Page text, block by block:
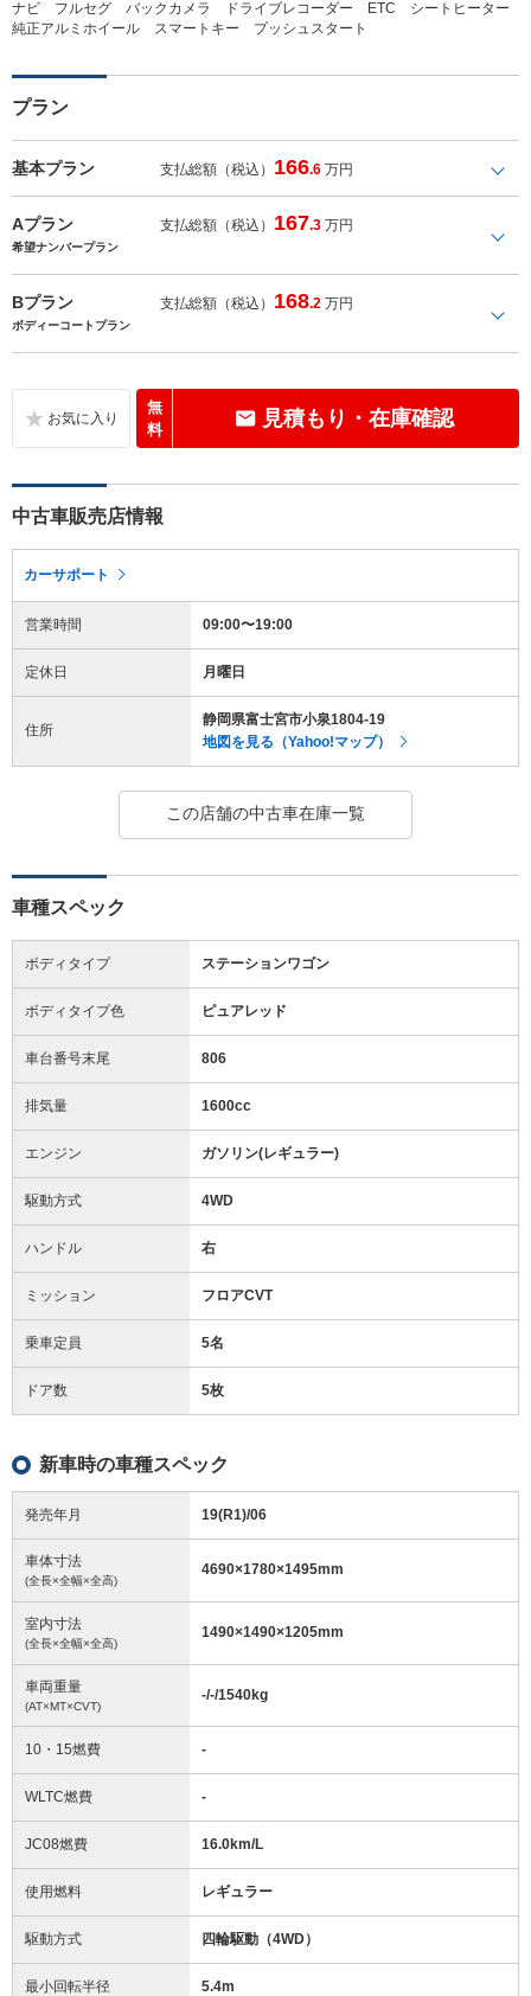
ナビ フルセグ バックカメラ ドライブレコーダー ETC シートヒーター
純正アルミホイール スマートキー プッシュスタート
プラン
基本プラン 支払総額（税込） 166.6 万円
Aプラン 支払総額（税込） 167.3 万円
希望ナンバープラン
Bプラン 支払総額（税込） 168.2 万円
ボディーコートプラン
無
料
見積もり・在庫確認
中古車販売店情報
カーサポート
営業時間 09:00〜19:00
定休日 月曜日
住所
静岡県富士宮市小泉1804-19
地図を見る（Yahoo!マップ）
この店舗の中古車在庫一覧
車種スペック
ボディタイプ ステーションワゴン
ボディタイプ色 ピュアレッド
車台番号末尾 806
排気量 1600cc
エンジン ガソリン(レギュラー)
駆動方式 4WD
ハンドル 右
ミッション フロアCVT
乗車定員 5名
ドア数 5枚
新車時の車種スペック
発売年月 19(R1)/06
車体寸法
(全長×全幅×全高)
4690×1780×1495mm
室内寸法
(全長×全幅×全高)
1490×1490×1205mm
車両重量
(AT×MT×CVT)
-/-/1540kg
10・15燃費 -
WLTC燃費 -
JC08燃費 16.0km/L
使用燃料 レギュラー
駆動方式 四輪駆動（4WD）
最小回転半径 5.4m